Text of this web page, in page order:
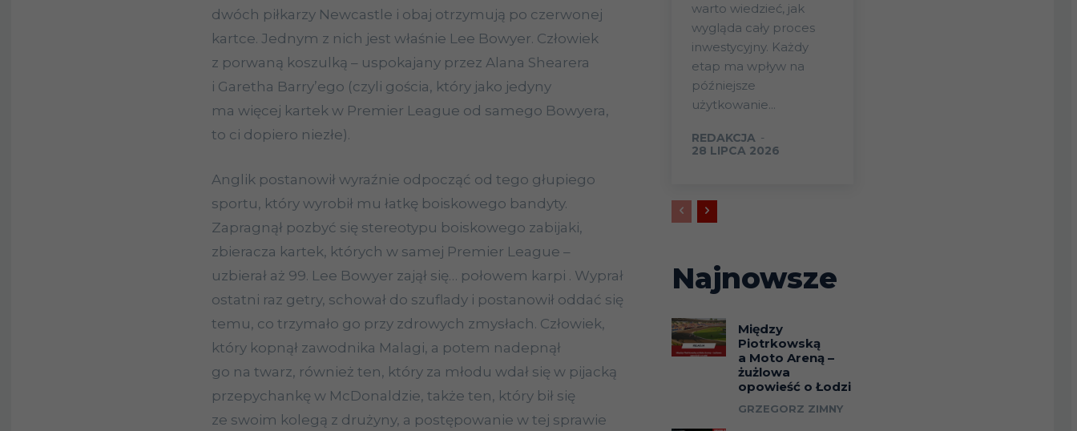
dwóch piłkarzy Newcastle i obaj otrzymują po czerwonej
kartce. Jednym z nich jest właśnie Lee Bowyer. Człowiek
z porwaną koszulką – uspokajany przez Alana Shearera
i Garetha Barry’ego (czyli gościa, który jako jedyny
ma więcej kartek w Premier League od samego Bowyera,
to ci dopiero niezłe).
Anglik postanowił wyraźnie odpocząć od tego głupiego
sportu, który wyrobił mu łatkę boiskowego bandyty.
Zapragnął pozbyć się stereotypu boiskowego zabijaki,
zbieracza kartek, których w samej Premier League –
uzbierał aż 99. Lee Bowyer zajął się… połowem karpi . Wyprał
ostatni raz getry, schował do szuflady i postanowił oddać się
temu, co trzymało go przy zdrowych zmysłach. Człowiek,
który kopnął zawodnika Malagi, a potem nadepnął
go na twarz, również ten, który za młodu wdał się w pijacką
przepychankę w McDonaldzie, także ten, który bił się
ze swoim kolegą z drużyny, a postępowanie w tej sprawie
warto wiedzieć, jak
wygląda cały proces
inwestycyjny. Każdy
etap ma wpływ na
późniejsze
użytkowanie...
REDAKCJA -
28 LIPCA 2026
Najnowsze
Między
Piotrkowską
a Moto Areną –
żużlowa
opowieść o Łodzi
GRZEGORZ ZIMNY